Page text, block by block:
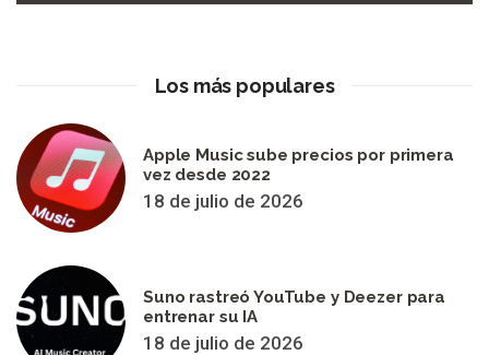
Los más populares
Apple Music sube precios por primera
vez desde 2022
18 de julio de 2026
Suno rastreó YouTube y Deezer para
entrenar su IA
18 de julio de 2026